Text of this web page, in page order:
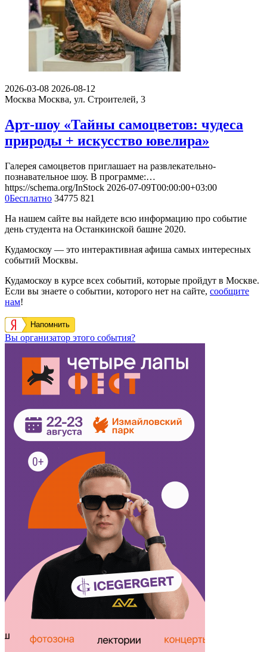
2026-03-08 2026-08-12
Москва Москва, ул. Строителей, 3
Арт-шоу «Тайны самоцветов: чудеса
природы + искусство ювелира»
Галерея самоцветов приглашает на развлекательно-
познавательное шоу. В программе:…
https://schema.org/InStock 2026-07-09T00:00:00+03:00
0Бесплатно 34775 821
На нашем сайте вы найдете всю информацию про событие
день студента на Останкинской башне 2020.
Кудамоскоу — это интерактивная афиша самых интересных
событий Москвы.
Кудамоскоу в курсе всех событий, которые пройдут в Москве.
Если вы знаете о событии, которого нет на сайте, сообщите
нам!
Напомнить
Вы организатор этого события?